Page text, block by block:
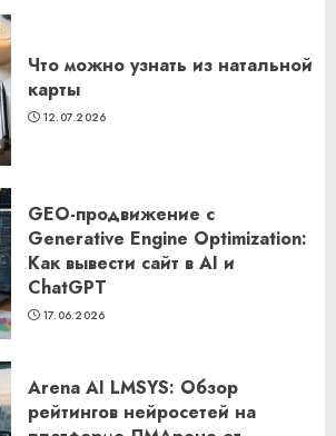
Что можно узнать из натальной
карты
12.07.2026
GEO-продвижение с
Generative Engine Optimization:
Как вывести сайт в AI и
ChatGPT
17.06.2026
Arena AI LMSYS: Обзор
рейтингов нейросетей на